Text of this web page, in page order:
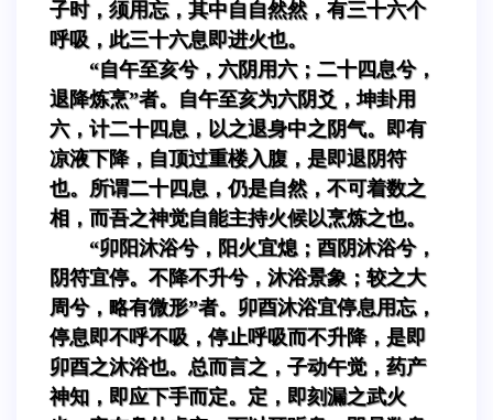
子时，须用忘，其中自自然然，有三十六个
呼吸，此三十六息即进火也。
“自午至亥兮，六阴用六；二十四息兮，
退降炼烹”者。自午至亥为六阴爻，坤卦用
六，计二十四息，以之退身中之阴气。即有
凉液下降，自顶过重楼入腹，是即退阴符
也。所谓二十四息，仍是自然，不可着数之
相，而吾之神觉自能主持火候以烹炼之也。
“卯阳沐浴兮，阳火宜熄；酉阴沐浴兮，
阴符宜停。不降不升兮，沐浴景象；较之大
周兮，略有微形”者。卯酉沐浴宜停息用忘，
停息即不呼不吸，停止呼吸而不升降，是即
卯酉之沐浴也。总而言之，子动午觉，药产
神知，即应下手而定。定，即刻漏之武火